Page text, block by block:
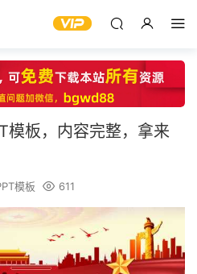
模板，内容完整，拿来
模板 611